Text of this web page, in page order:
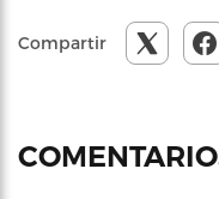
Compartir